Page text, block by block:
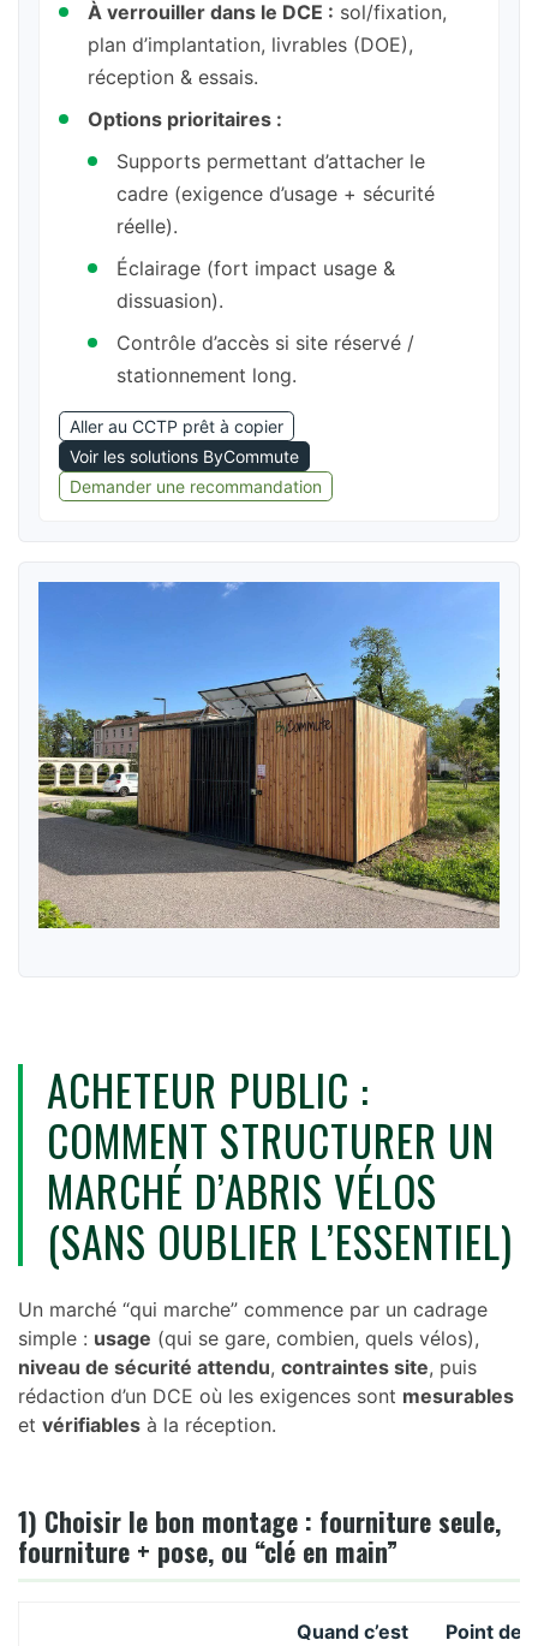
À verrouiller dans le DCE : sol/fixation,
plan d’implantation, livrables (DOE),
réception & essais.
Options prioritaires :
Supports permettant d’attacher le
cadre (exigence d’usage + sécurité
réelle).
Éclairage (fort impact usage &
dissuasion).
Contrôle d’accès si site réservé /
stationnement long.
Aller au CCTP prêt à copier
Voir les solutions ByCommute
Demander une recommandation
ACHETEUR PUBLIC :
COMMENT STRUCTURER UN
MARCHÉ D’ABRIS VÉLOS
(SANS OUBLIER L’ESSENTIEL)
Un marché “qui marche” commence par un cadrage
simple : usage (qui se gare, combien, quels vélos),
niveau de sécurité attendu, contraintes site, puis
rédaction d’un DCE où les exigences sont mesurables
et vérifiables à la réception.
1) Choisir le bon montage : fourniture seule,
fourniture + pose, ou “clé en main”
Quand c’est
Point de